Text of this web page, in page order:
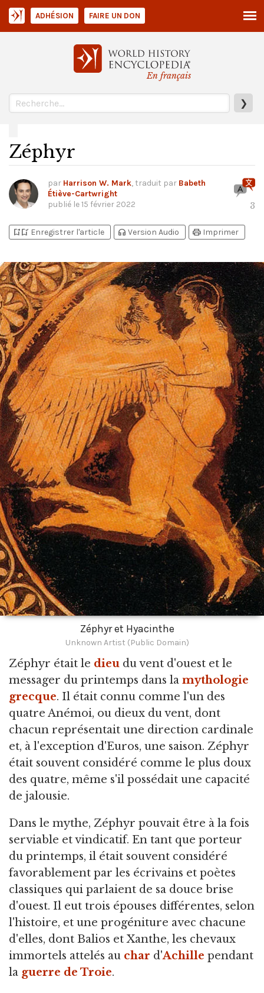
En français
❯
ADHÉSION FAIRE UN DON
Zéphyr
par Harrison W. Mark, traduit par Babeth
Étiève-Cartwright
publié le15 février 2022 3
bookmark_addbookmark_added Enregistrer l'article headphones Version Audio print Imprimer
Zéphyr et Hyacinthe
Unknown Artist (Public Domain)
Zéphyr était le dieu du vent d'ouest et le
messager du printemps dans la mythologie
grecque. Il était connu comme l'un des
quatre Anémoi, ou dieux du vent, dont
chacun représentait une direction cardinale
et, à l'exception d'Euros, une saison. Zéphyr
était souvent considéré comme le plus doux
des quatre, même s'il possédait une capacité
de jalousie.
Dans le mythe, Zéphyr pouvait être à la fois
serviable et vindicatif. En tant que porteur
du printemps, il était souvent considéré
favorablement par les écrivains et poètes
classiques qui parlaient de sa douce brise
d'ouest. Il eut trois épouses différentes, selon
l'histoire, et une progéniture avec chacune
d'elles, dont Balios et Xanthe, les chevaux
immortels attelés au char d'Achille pendant
la guerre de Troie.